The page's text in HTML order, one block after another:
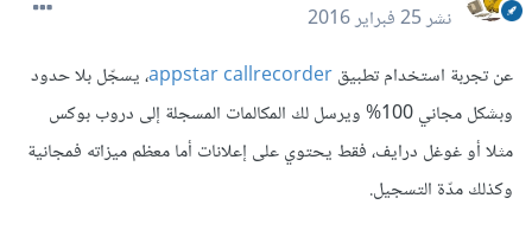
نشر25 فبراير 2016
عن تجربة استخدام تطبيقappstar callrecorder، يسجّل بلا حدود
وبشكل مجاني 100% ويرسل لك المكالمات المسجلة إلى دروب بوكس
مثلا أو غوغل درايف، فقط يحتوي على إعلانات أما معظم ميزاته فمجانية
وكذلك مدّة التسجيل.